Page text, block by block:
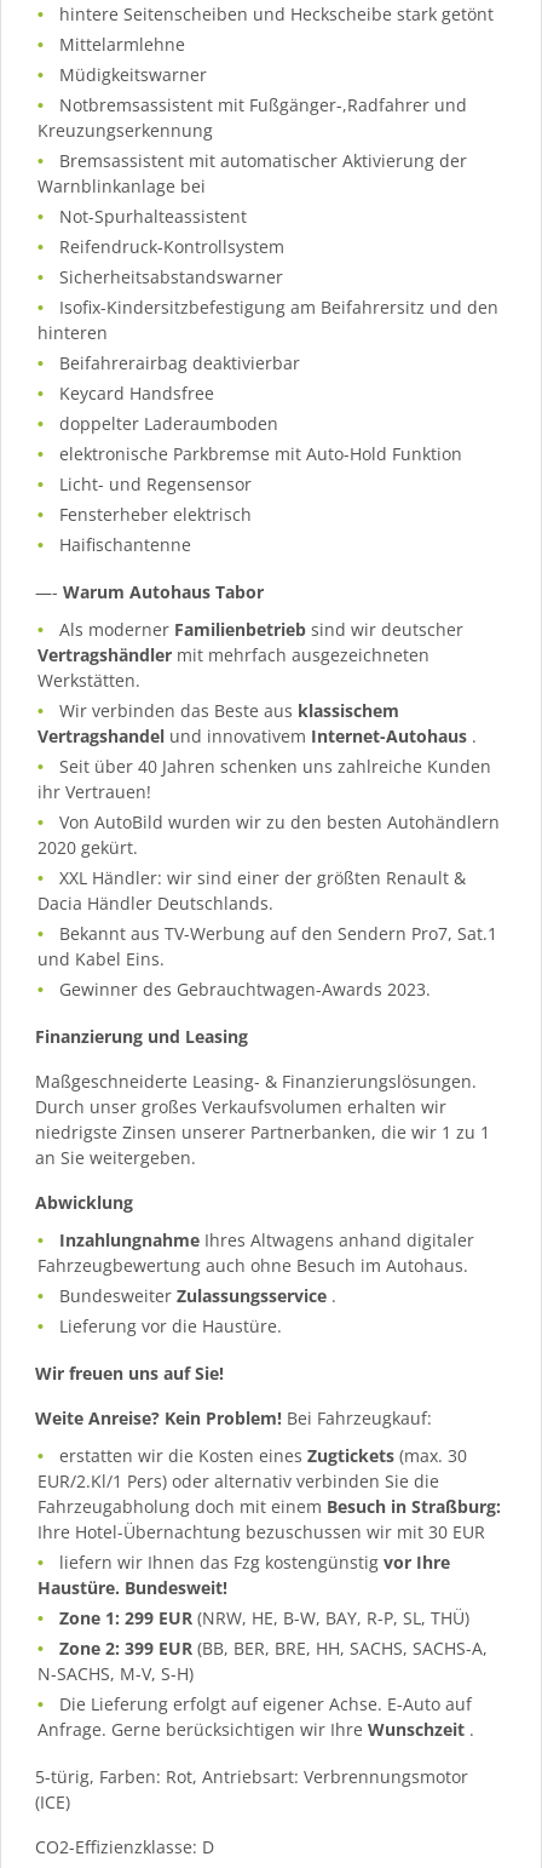
hintere Seitenscheiben und Heckscheibe stark getönt
Mittelarmlehne
Müdigkeitswarner
Notbremsassistent mit Fußgänger-,Radfahrer und
Kreuzungserkennung
Bremsassistent mit automatischer Aktivierung der
Warnblinkanlage bei
Not-Spurhalteassistent
Reifendruck-Kontrollsystem
Sicherheitsabstandswarner
Isofix-Kindersitzbefestigung am Beifahrersitz und den
hinteren
Beifahrerairbag deaktivierbar
Keycard Handsfree
doppelter Laderaumboden
elektronische Parkbremse mit Auto-Hold Funktion
Licht- und Regensensor
Fensterheber elektrisch
Haifischantenne
—- Warum Autohaus Tabor
Als moderner Familienbetrieb sind wir deutscher
Vertragshändler mit mehrfach ausgezeichneten
Werkstätten.
Wir verbinden das Beste aus klassischem
Vertragshandel und innovativem Internet-Autohaus .
Seit über 40 Jahren schenken uns zahlreiche Kunden
ihr Vertrauen!
Von AutoBild wurden wir zu den besten Autohändlern
2020 gekürt.
XXL Händler: wir sind einer der größten Renault &
Dacia Händler Deutschlands.
Bekannt aus TV-Werbung auf den Sendern Pro7, Sat.1
und Kabel Eins.
Gewinner des Gebrauchtwagen-Awards 2023.
Finanzierung und Leasing
Maßgeschneiderte Leasing- & Finanzierungslösungen.
Durch unser großes Verkaufsvolumen erhalten wir
niedrigste Zinsen unserer Partnerbanken, die wir 1 zu 1
an Sie weitergeben.
Abwicklung
Inzahlungnahme Ihres Altwagens anhand digitaler
Fahrzeugbewertung auch ohne Besuch im Autohaus.
BundesweiterZulassungsservice .
Lieferung vor die Haustüre.
Wir freuen uns auf Sie!
Weite Anreise? Kein Problem! Bei Fahrzeugkauf:
erstatten wir die Kosten einesZugtickets (max. 30
EUR/2.Kl/1 Pers) oder alternativ verbinden Sie die
Fahrzeugabholung doch mit einem Besuch in Straßburg:
Ihre Hotel-Übernachtung bezuschussen wir mit 30 EUR
liefern wir Ihnen das Fzg kostengünstigvor Ihre
Haustüre. Bundesweit!
Zone 1: 299 EUR (NRW, HE, B-W, BAY, R-P, SL, THÜ)
Zone 2: 399 EUR (BB, BER, BRE, HH, SACHS, SACHS-A,
N-SACHS, M-V, S-H)
Die Lieferung erfolgt auf eigener Achse. E-Auto auf
Anfrage. Gerne berücksichtigen wir Ihre Wunschzeit .
5-türig, Farben: Rot, Antriebsart: Verbrennungsmotor
(ICE)
CO2-Effizienzklasse: D